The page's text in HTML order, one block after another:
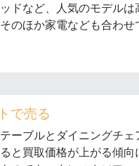
ドなど、人気のモデル
のほか家電なども合わせ
で売る
ーブルとダイニングチェ
と買取価格が上がる傾